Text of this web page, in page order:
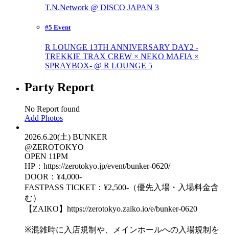
T.N.Network @ DISCO JAPAN 3
#5 Event
R LOUNGE 13TH ANNIVERSARY DAY2 -
TREKKIE TRAX CREW × NEKO MAFIA ×
SPRAYBOX- @ R LOUNGE 5
Party Report
No Report found
Add Photos
2026.6.20(土) BUNKER
@ZEROTOKYO
OPEN 11PM
HP：https://zerotokyo.jp/event/bunker-0620/
DOOR：¥4,000-
FASTPASS TICKET：¥2,500-（優先入場・入場料金含
む）
【ZAIKO】https://zerotokyo.zaiko.io/e/bunker-0620
※混雑時に入店規制や、メインホールへの入場規制を